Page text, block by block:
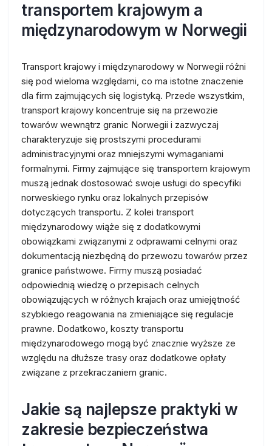
transportem krajowym a
międzynarodowym w Norwegii
Transport krajowy i międzynarodowy w Norwegii różni
się pod wieloma względami, co ma istotne znaczenie
dla firm zajmujących się logistyką. Przede wszystkim,
transport krajowy koncentruje się na przewozie
towarów wewnątrz granic Norwegii i zazwyczaj
charakteryzuje się prostszymi procedurami
administracyjnymi oraz mniejszymi wymaganiami
formalnymi. Firmy zajmujące się transportem krajowym
muszą jednak dostosować swoje usługi do specyfiki
norweskiego rynku oraz lokalnych przepisów
dotyczących transportu. Z kolei transport
międzynarodowy wiąże się z dodatkowymi
obowiązkami związanymi z odprawami celnymi oraz
dokumentacją niezbędną do przewozu towarów przez
granice państwowe. Firmy muszą posiadać
odpowiednią wiedzę o przepisach celnych
obowiązujących w różnych krajach oraz umiejętność
szybkiego reagowania na zmieniające się regulacje
prawne. Dodatkowo, koszty transportu
międzynarodowego mogą być znacznie wyższe ze
względu na dłuższe trasy oraz dodatkowe opłaty
związane z przekraczaniem granic.
Jakie są najlepsze praktyki w
zakresie bezpieczeństwa